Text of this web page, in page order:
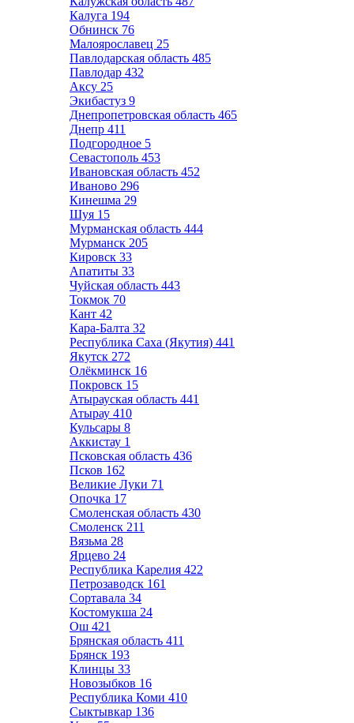
Калуга 194
Обнинск 76
Малоярославец 25
Павлодарская область 485
Павлодар 432
Аксу 25
Экибастуз 9
Днепропетровская область 465
Днепр 411
Подгородное 5
Севастополь 453
Ивановская область 452
Иваново 296
Кинешма 29
Шуя 15
Мурманская область 444
Мурманск 205
Кировск 33
Апатиты 33
Чуйская область 443
Токмок 70
Кант 42
Кара-Балта 32
Республика Саха (Якутия) 441
Якутск 272
Олёкминск 16
Покровск 15
Атырауская область 441
Атырау 410
Кульсары 8
Аккистау 1
Псковская область 436
Псков 162
Великие Луки 71
Опочка 17
Смоленская область 430
Смоленск 211
Вязьма 28
Ярцево 24
Республика Карелия 422
Петрозаводск 161
Сортавала 34
Костомукша 24
Ош 421
Брянская область 411
Брянск 193
Клинцы 33
Новозыбков 16
Республика Коми 410
Сыктывкар 136